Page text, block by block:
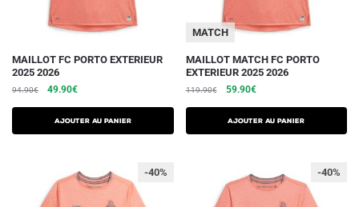
du
MAILLOT FC PORTO EXTERIEUR
2025 2026
94.90€
Le
initial
était :
49.90€Le
actuel
est :
AJOUTER AU PANIER
Ce
produit
a
plusieurs
variations.
peuvent
MATCH
MAILLOT MATCH FC PORTO
EXTERIEUR 2025 2026
119.90€
Le
initial
était :
59.90€Le
actuel
est :
AJOUTER AU PANIER
Ce
produit
a
plusieurs
variations.
peuvent
-40% -40%